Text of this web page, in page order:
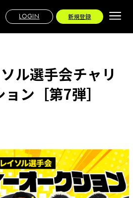
LOGIN 新規登録
ル選手会チャリ
ン［第7弾］